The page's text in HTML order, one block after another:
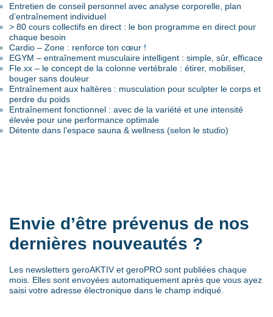
Entretien de conseil personnel avec analyse corporelle, plan
d’entraînement individuel
> 80 cours collectifs en direct : le bon programme en direct pour
chaque besoin
Cardio – Zone : renforce ton cœur !
EGYM – entraînement musculaire intelligent : simple, sûr, efficace
Fle.xx – le concept de la colonne vertébrale : étirer, mobiliser,
bouger sans douleur
Entraînement aux haltères : musculation pour sculpter le corps et
perdre du poids
Entraînement fonctionnel : avec de la variété et une intensité
élevée pour une performance optimale
Détente dans l’espace sauna & wellness (selon le studio)
Envie d’être prévenus de nos
dernières nouveautés ?
Les newsletters geroAKTIV et geroPRO sont publiées chaque
mois. Elles sont envoyées automatiquement après que vous ayez
saisi votre adresse électronique dans le champ indiqué.